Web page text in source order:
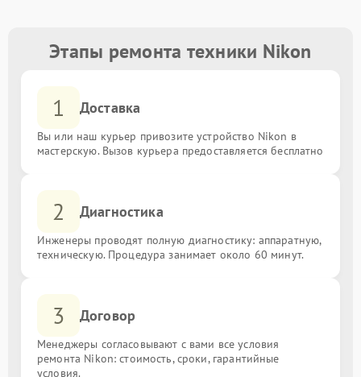
Этапы ремонта техники Nikon
1 Доставка
Вы или наш курьер привозите устройство Nikon в
мастерскую. Вызов курьера предоставляется бесплатно
2 Диагностика
Инженеры проводят полную диагностику: аппаратную,
техническую. Процедура занимает около 60 минут.
3 Договор
Менеджеры согласовывают с вами все условия
ремонта Nikon: стоимость, сроки, гарантийные
условия.